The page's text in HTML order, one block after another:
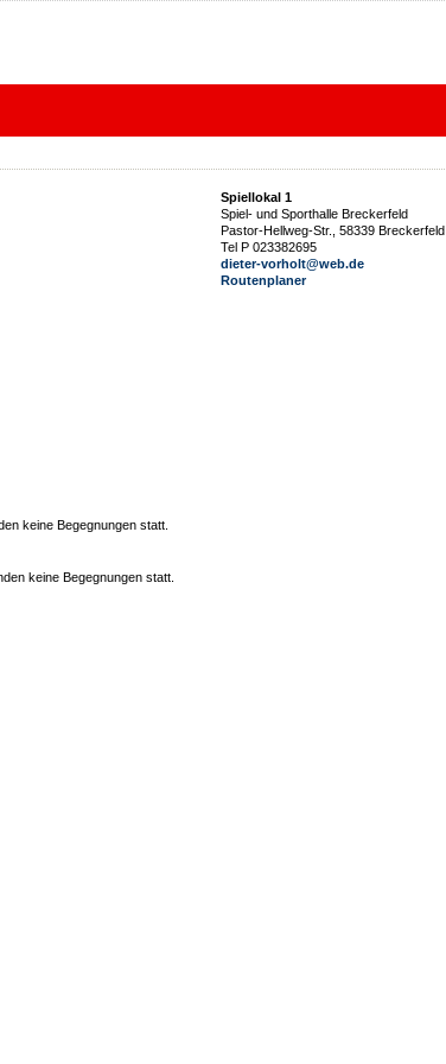
Spiellokal 1
Spiel- und Sporthalle Breckerfeld
Pastor-Hellweg-Str., 58339 Breckerfeld
Tel P 023382695
dieter-vorholt@web.de
Routenplaner
keine Begegnungen statt.
keine Begegnungen statt.